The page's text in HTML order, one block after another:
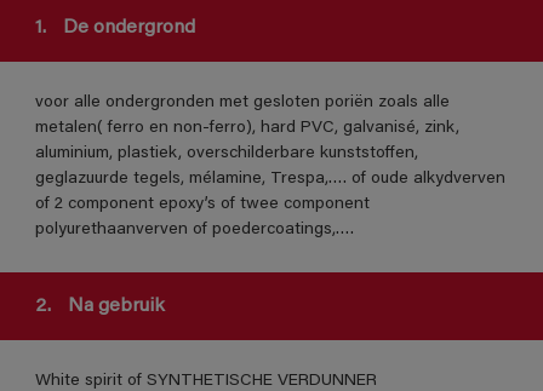
1. De ondergrond
voor alle ondergronden met gesloten poriën zoals alle
metalen( ferro en non-ferro), hard PVC, galvanisé, zink,
aluminium, plastiek, overschilderbare kunststoffen,
geglazuurde tegels, mélamine, Trespa,…. of oude alkydverven
of 2 component epoxy’s of twee component
polyurethaanverven of poedercoatings,….
2. Na gebruik
White spirit of SYNTHETISCHE VERDUNNER